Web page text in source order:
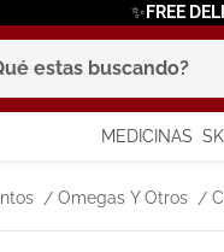
✨FREE
estas buscando?
MEDICINAS
Omegas Y Otros
términos más
. eucerin